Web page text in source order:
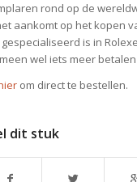
rond op de
aankomt op het kopen
gespecialiseerd is in
wel iets meer
om direct te bestellen.
dit stuk